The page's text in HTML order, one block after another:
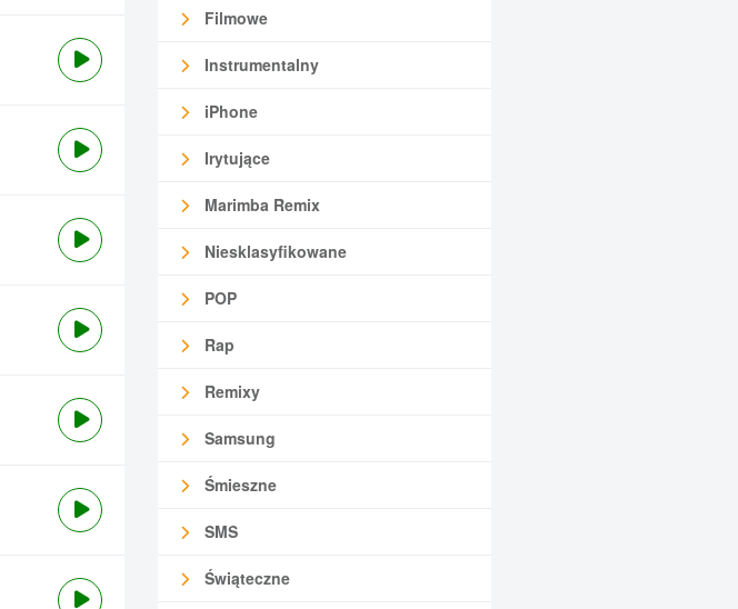
Filmowe
Instrumentalny
iPhone
Irytujące
Marimba Remix
Niesklasyfikowane
POP
Rap
Remixy
Samsung
Śmieszne
SMS
Świąteczne